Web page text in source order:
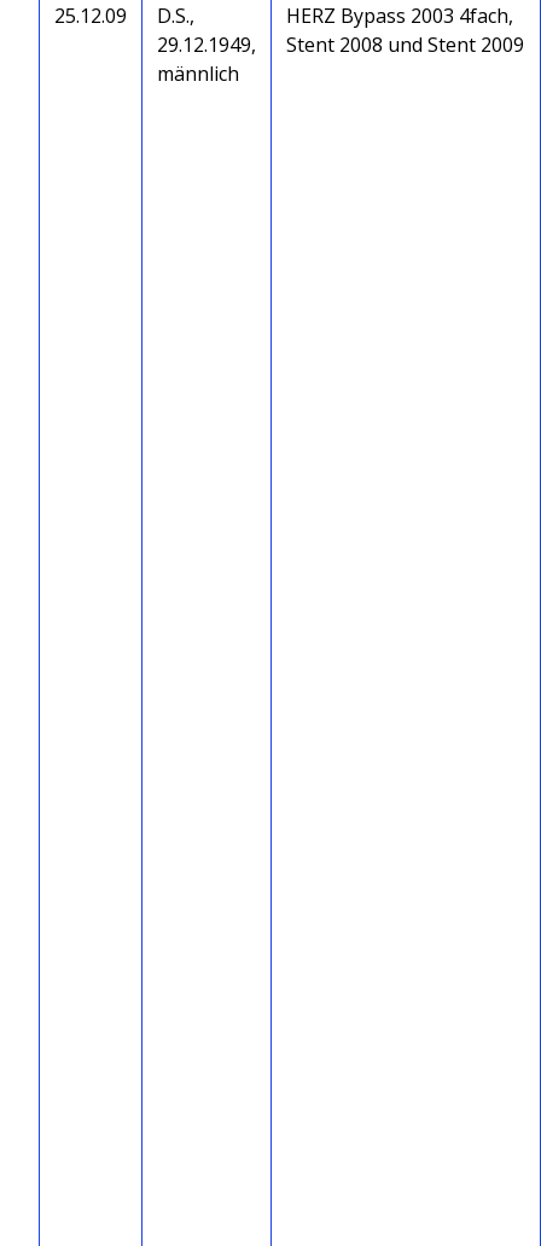
25.12.09
D.S.,
29.12.1949,
männlich
HERZ Bypass 2003 4fach,
Stent 2008 und Stent 2009